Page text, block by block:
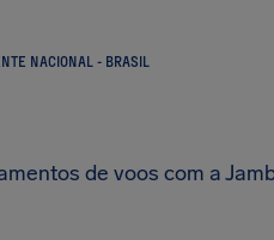
NACIONAL - BRASIL
de voos com a